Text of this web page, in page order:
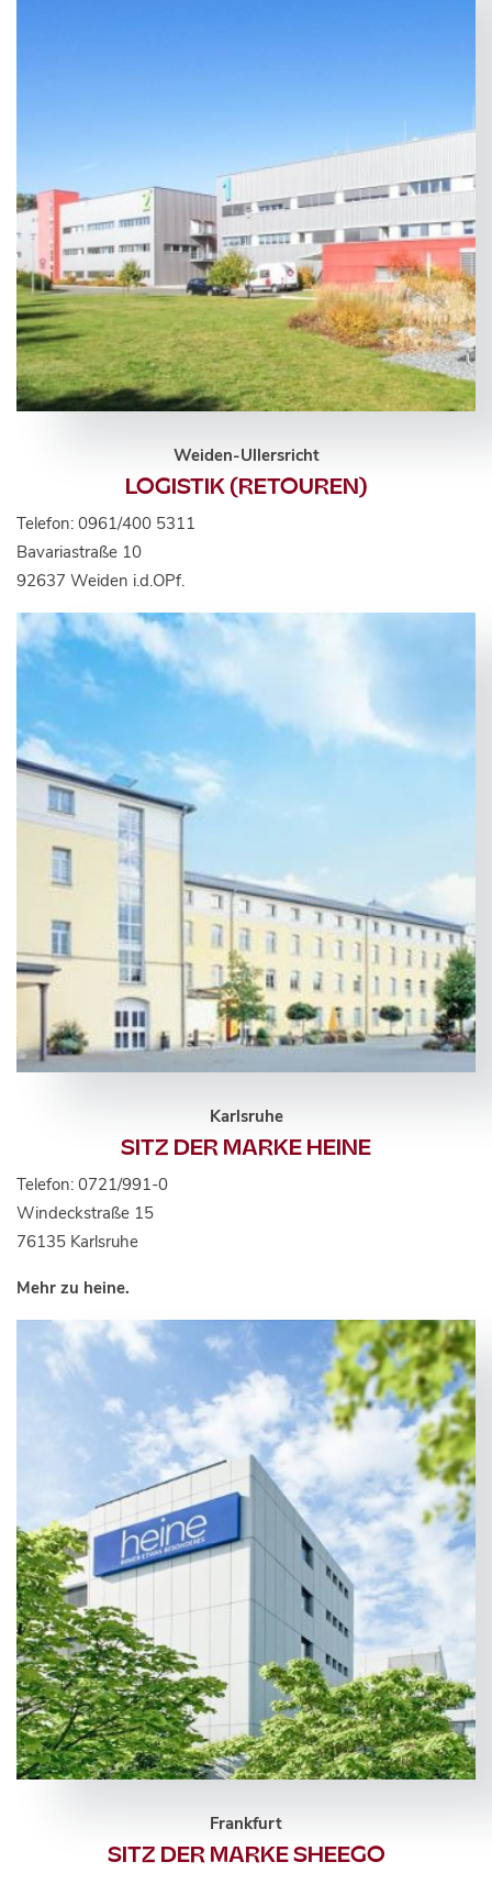
Weiden-Ullersricht
LOGISTIK (RETOUREN)
Telefon: 0961/400 5311
Bavariastraße 10
92637 Weiden i.d.OPf.
Karlsruhe
SITZ DER MARKE HEINE
Telefon: 0721/991-0
Windeckstraße 15
76135 Karlsruhe
Mehr zu heine.
Frankfurt
SITZ DER MARKE SHEEGO